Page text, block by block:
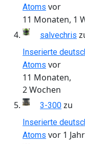
Atoms vor
11 Monaten, 1
salvechris
Inserierte
Atoms vor
11 Monaten,
2 Wochen
3-300 zu
Inserierte
Atoms vor 1 Jahr